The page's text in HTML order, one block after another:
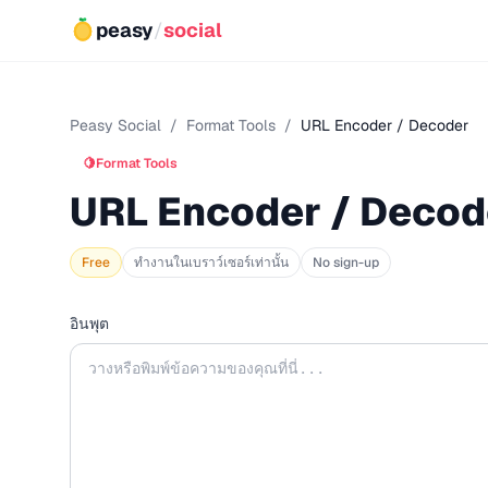
peasy/social
Peasy Social / Format Tools / URL Encoder / Decoder
🍋Format Tools
URL Encoder /
Free ทำงานในเบราว์เซอร์เท่านั้น No sign-up
อินพุต